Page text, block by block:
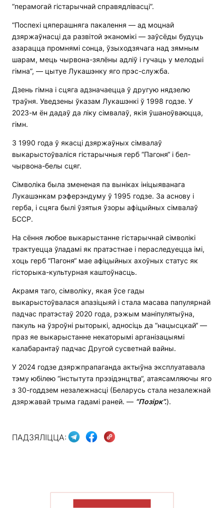
“перамогай гістарычнай справядлівасці”.
“Поспехі цяперашняга пакалення — ад моцнай
дзяржаўнасці да развітой эканомікі — заўсёды будуць
азарацца промнямі сонца, ўзыходзячага над зямным
шарам, мець чырвона-зялёны адліў і гучаць у мелодыі
гімна”, — цытуе Лукашэнку яго прэс-служба.
Дзень гімна і сцяга адзначаецца ў другую нядзелю
траўня. Уведзены ўказам Лукашэнкі ў 1998 годзе. У
2023-м ён дадаў да ліку сімвалаў, якія ўшаноўваюцца,
гімн.
З 1990 года ў якасці дзяржаўных сімвалаў
выкарыстоўваліся гістарычныя герб “Пагоня“ і бел-
чырвона-белы сцяг.
Сімволіка была змененая па выніках ініцыяванага
Лукашэнкам рэферэндуму ў 1995 годзе. За аснову і
герба, і сцяга былі ўзятыя ўзоры афіцыйных сімвалаў
БССР.
На сёння любое выкарыстанне гістарычнай сімволікі
трактуецца ўладамі як пратэстнае і пераследуецца імі,
хоць герб “Пагоня“ мае афіцыйных ахоўных статус як
гісторыка-культурная каштоўнасць.
Акрамя таго, сімволіку, якая ўсе гады
выкарыстоўвалася апазіцыяй і стала масава папулярнай
падчас пратэстаў 2020 года, рэжым маніпулятыўна,
пакуль на ўзроўні рыторыкі, адносіць да “нацысцкай“ —
праз яе выкарыстанне некаторымі арганізацыямі
калабарантаў падчас Другой сусветнай вайны.
У 2024 годзе дзяржпрапаганда актыўна эксплуатавала
тэму юбілею “інстытута прэзідэнцтва“, атаясамляючы яго
з 30-годдзем незалежнасці (Беларусь стала незалежнай
дзяржавай трыма гадамі раней. — “Позірк”.).
ПАДЗЯЛІЦЦА: